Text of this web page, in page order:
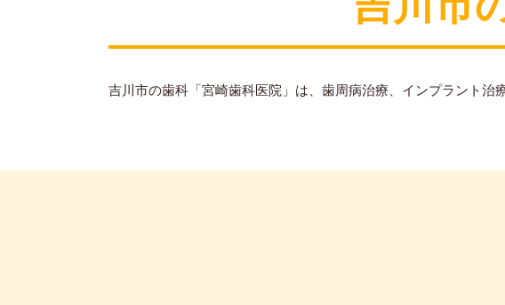
吉川市の歯科「宮崎歯科医院」は、歯周病治療、インプラント治